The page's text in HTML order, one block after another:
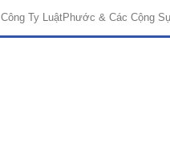
Công Ty LuậtPhước & Các Cộng